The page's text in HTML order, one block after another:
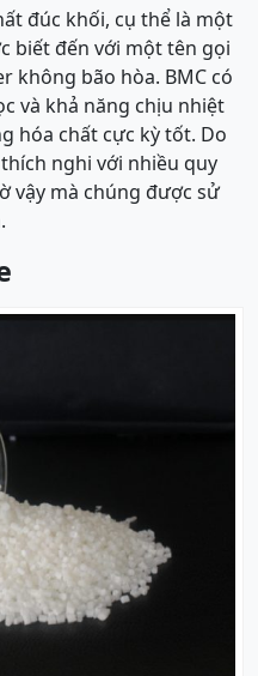
đúc khối, cụ thể là một
biết đến với một tên gọi
không bão hòa. BMC có
và khả năng chịu nhiệt
hóa chất cực kỳ tốt. Do
nghi với nhiều quy
vậy mà chúng được sử